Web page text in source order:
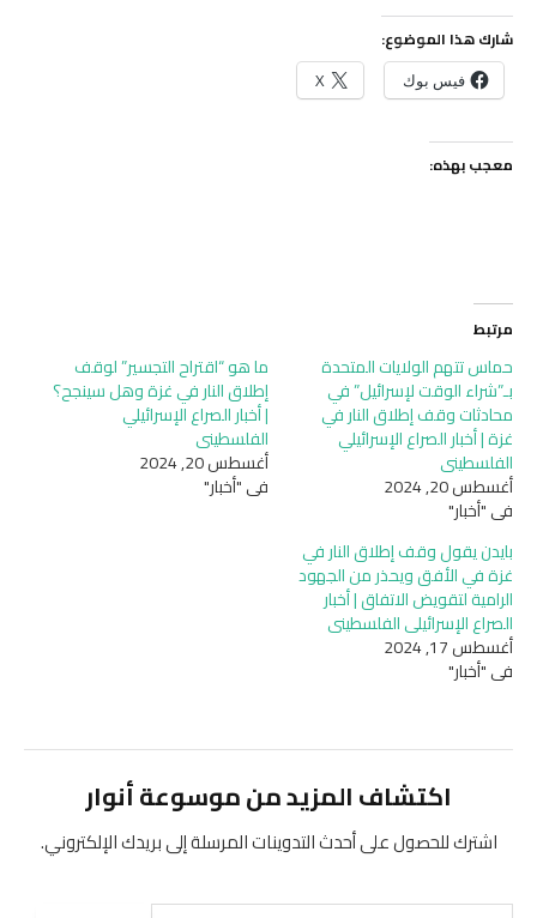
شارك هذا الموضوع:
فيس بوك X
معجب بهذه:
مرتبط
حماس تتهم الولايات المتحدة
بـ”شراء الوقت لإسرائيل” في
محادثات وقف إطلاق النار في
غزة | أخبار الصراع الإسرائيلي
الفلسطيني
أغسطس 20, 2024
في "أخبار"
ما هو “اقتراح التجسير” لوقف
إطلاق النار في غزة وهل سينجح؟
| أخبار الصراع الإسرائيلي
الفلسطيني
أغسطس 20, 2024
في "أخبار"
بايدن يقول وقف إطلاق النار في
غزة في الأفق ويحذر من الجهود
الرامية لتقويض الاتفاق | أخبار
الصراع الإسرائيلي الفلسطيني
أغسطس 17, 2024
في "أخبار"
اكتشاف المزيد من موسوعة أنوار
اشترك للحصول على أحدث التدوينات المرسلة إلى بريدك الإلكتروني.
كتابة بريدك الإلكتروني...